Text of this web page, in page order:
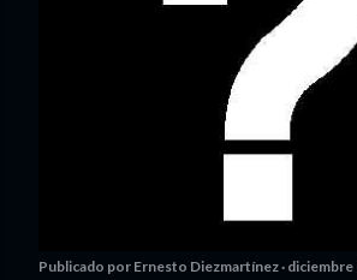
Publicado por Ernesto Diezmartínez diciembre